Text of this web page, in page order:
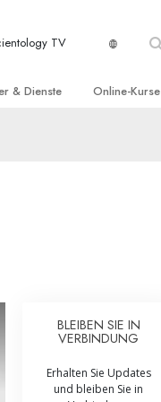
TV
& Dienste Online-Kurse
und EhrlichkeitBLEIBEN SIE IN
VERBINDUNG
Erhalten Sie Updates
und bleiben Sie in